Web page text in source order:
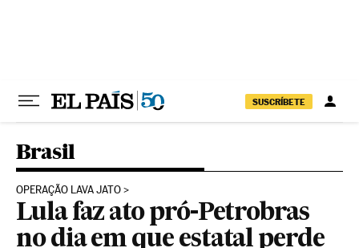
SUSCRÍBETE
Brasil
OPERAÇÃO LAVA JATO
Lula faz ato pró-Petrobras
no dia em que estatal perde